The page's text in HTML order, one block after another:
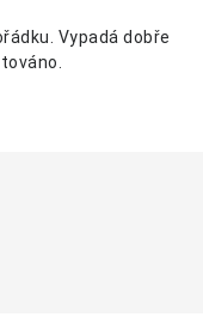
Vypadá dobře